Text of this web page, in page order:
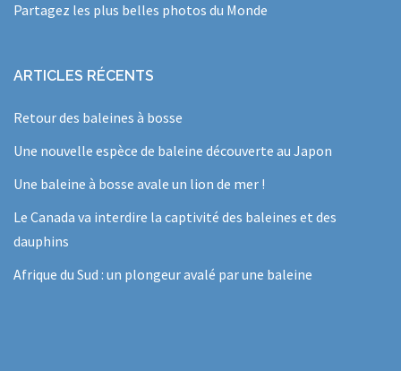
Partagez les plus belles photos du Monde
ARTICLES RÉCENTS
Retour des baleines à bosse
Une nouvelle espèce de baleine découverte au Japon
Une baleine à bosse avale un lion de mer !
Le Canada va interdire la captivité des baleines et des
dauphins
Afrique du Sud : un plongeur avalé par une baleine